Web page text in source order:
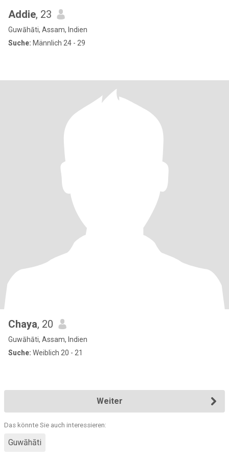
Addie, 23
Guwāhāti, Assam, Indien
Suche: Männlich 24 - 29
Chaya, 20
Guwāhāti, Assam, Indien
Suche: Weiblich 20 - 21
Weiter
Das könnte Sie auch interessieren:
Guwāhāti